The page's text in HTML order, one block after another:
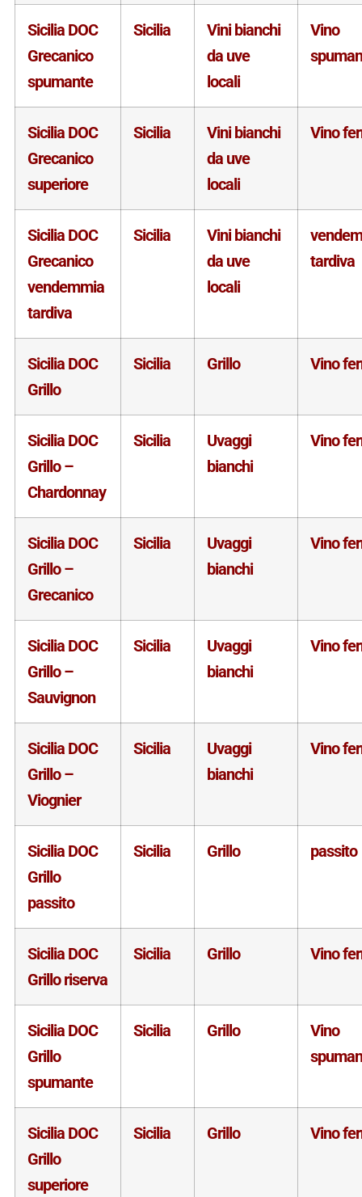
Sicilia DOC
Grecanico
spumante
Sicilia
Vini bianchi
da uve
locali
Vino
Sicilia DOC
Grecanico
superiore
Sicilia
Vini bianchi
da uve
locali
Vino
Sicilia DOC
Grecanico
vendemmia
tardiva
Sicilia
Vini bianchi
da uve
locali
tardiva
Sicilia DOC
Grillo
Sicilia Grillo Vino
Sicilia DOC
Grillo –
Chardonnay
Sicilia
Uvaggi
bianchi
Vino
Sicilia DOC
Grillo –
Grecanico
Sicilia
Uvaggi
bianchi
Vino
Sicilia DOC
Grillo –
Sauvignon
Sicilia
Uvaggi
bianchi
Vino
Sicilia DOC
Grillo –
Viognier
Sicilia
Uvaggi
bianchi
Vino
Sicilia DOC
Grillo
passito
Sicilia Grillo passito
Sicilia DOC
Grillo riserva
Sicilia Grillo Vino
Sicilia DOC
Grillo
spumante
Sicilia Grillo
Vino
Sicilia DOC
Grillo
superiore
Sicilia Grillo Vino